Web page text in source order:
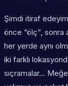
Şimdi itiraf
önce “ölç”, sonra
her yerde aynı
iki farklı
sıçramalar…